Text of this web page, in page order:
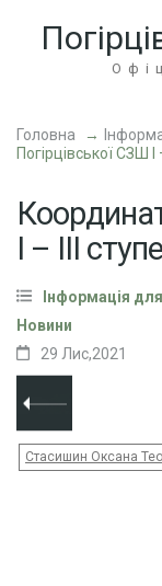
Enter)
Головна →
Погірцівської СЗШ І
І – ІІІ
Інформація
Новини
29 Лис,2021
Стасишин Оксана